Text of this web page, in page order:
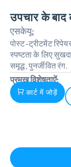
उपचार के बाद
एसकेयू:
पोस्ट-ट्रीटमेंट
स्पष्टता के लिए
समृद्ध, पुनर्जीवित रंग.
प्रमुख विशेषताऐं:
कार्ट में जोड़ें